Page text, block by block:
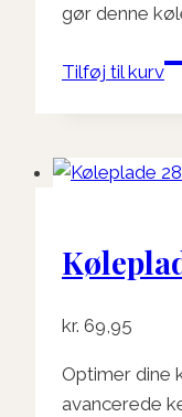
gør denne
Tilføj til kurv
kr. 69,95
Optimer dine
avancerede